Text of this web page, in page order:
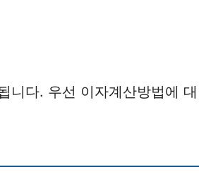
니다. 우선 이자계산방법에 대